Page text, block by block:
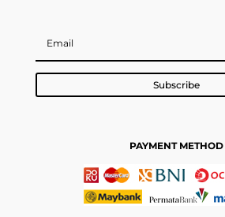
Subscribe
PAYMENT METHOD